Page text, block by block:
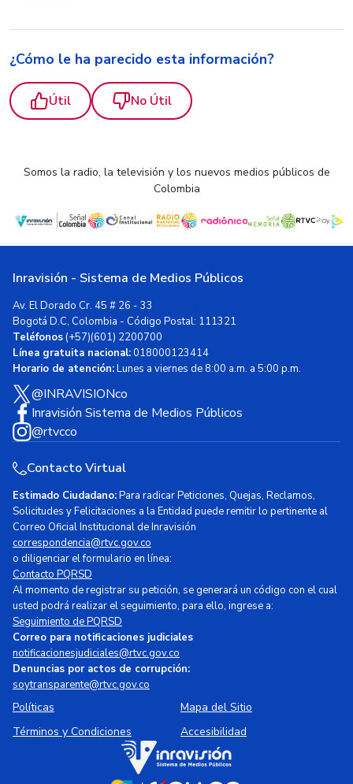
¿Cómo le ha parecido esta información?
Útil No Útil
Somos la radio, la televisión y los nuevos medios públicos de
Colombia
Inravisión - Sistema de Medios Públicos
Av. El Dorado Cr. 45 # 26 - 33
Bogotá D.C, Colombia - Código Postal: 111321
Teléfonos(+57)(601) 2200700
Línea gratuita nacional:018000123414
Horario de atención:Lunes a viernes de 8:00 a.m. a 5:00 p.m.
@INRAVISIONco
Inravisión Sistema de Medios Públicos
@rtvcco
Contacto Virtual
Estimado Ciudadano:Para radicar Peticiones, Quejas, Reclamos,
Solicitudes y Felicitaciones a la Entidad puede remitir lo pertinente al
Correo Oficial Institucional de Inravisión
correspondencia@rtvc.gov.co
o diligenciar el formulario en línea:
Contacto PQRSD
Al momento de registrar su petición, se generará un código con el cual
usted podrá realizar el seguimiento, para ello, ingrese a:
Seguimiento de PQRSD
Correo para notificaciones judiciales
notificacionesjudiciales@rtvc.gov.co
Denuncias por actos de corrupción:
soytransparente@rtvc.gov.co
Políticas
Mapa del Sitio
Términos y Condiciones
Accesibilidad